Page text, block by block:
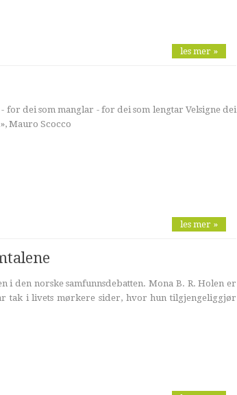
les mer »
for dei som manglar - for dei som lengtar Velsigne dei
Mauro Scocco
les mer »
i den norske samfunnsdebatten. Mona B. R. Holen er
tak i livets mørkere sider, hvor hun tilgjengeliggjør